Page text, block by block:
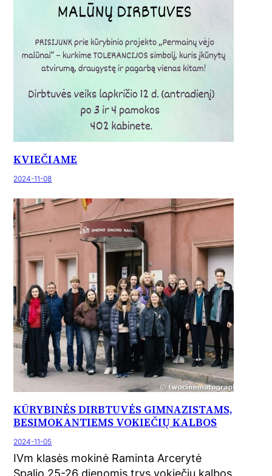
KVIEČIAME
2024-11-08
KŪRYBINĖS DIRBTUVĖS GIMNAZISTAMS,
BESIMOKANTIEMS VOKIEČIŲ KALBOS
2024-11-05
IVm klasės mokinė Raminta Arcerytė
Spalio 25-26 dienomis trys vokiečių kalbos